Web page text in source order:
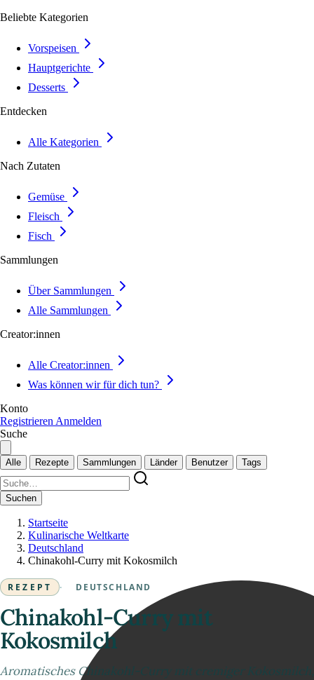
Beliebte Kategorien
Vorspeisen
Hauptgerichte
Desserts
Entdecken
Alle Kategorien
Nach Zutaten
Gemüse
Fleisch
Fisch
Sammlungen
Über Sammlungen
Alle Sammlungen
Creator:innen
Alle Creator:innen
Was können wir für dich tun?
Konto
Registrieren Anmelden
Suche
Alle Rezepte Sammlungen Länder Benutzer Tags
Suchen
Startseite
Kulinarische Weltkarte
Deutschland
Chinakohl-Curry mit Kokosmilch
REZEPT · DEUTSCHLAND
Chinakohl-Curry mit
Kokosmilch
Aromatisches Chinakohl-Curry mit cremiger Kokosmilch,